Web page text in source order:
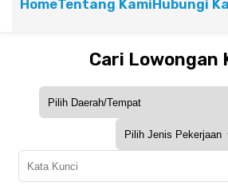
HomeTentang KamiHubungi
Cari Lowongan